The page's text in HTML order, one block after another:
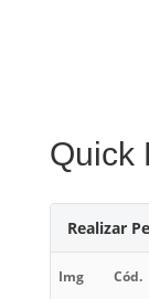
Quick
Realizar
Img Cód.